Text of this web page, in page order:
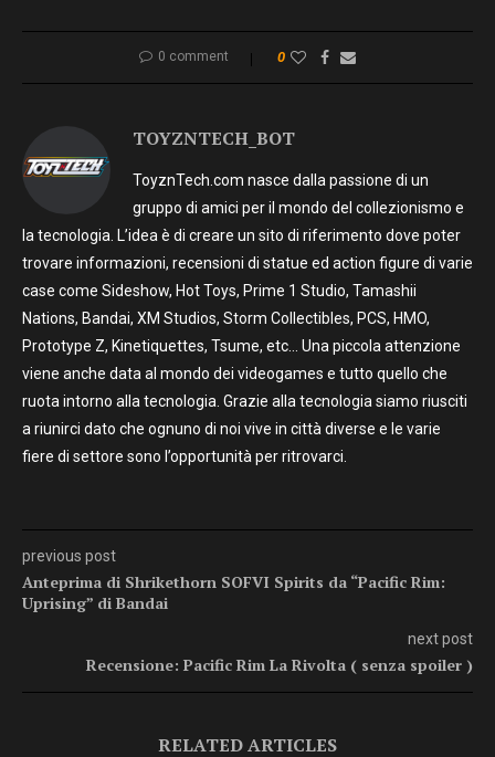
0 comment 0
TOYZNTECH_BOT
ToyznTech.com nasce dalla passione di un
gruppo di amici per il mondo del collezionismo e
la tecnologia. L’idea è di creare un sito di riferimento dove poter
trovare informazioni, recensioni di statue ed action figure di varie
case come Sideshow, Hot Toys, Prime 1 Studio, Tamashii
Nations, Bandai, XM Studios, Storm Collectibles, PCS, HMO,
Prototype Z, Kinetiquettes, Tsume, etc… Una piccola attenzione
viene anche data al mondo dei videogames e tutto quello che
ruota intorno alla tecnologia. Grazie alla tecnologia siamo riusciti
a riunirci dato che ognuno di noi vive in città diverse e le varie
fiere di settore sono l’opportunità per ritrovarci.
previous post
Anteprima di Shrikethorn SOFVI Spirits da “Pacific Rim:
Uprising” di Bandai
next post
Recensione: Pacific Rim La Rivolta ( senza spoiler )
RELATED ARTICLES